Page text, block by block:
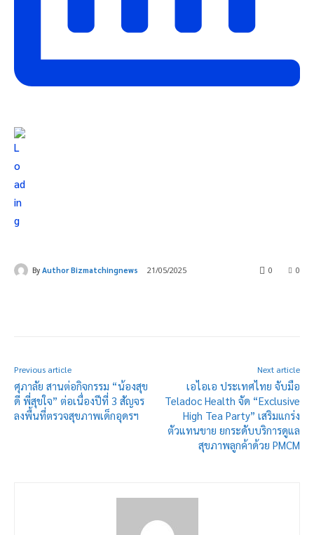
By Author Bizmatchingnews 21/05/2025 0
0
Previous article
ศุภาลัย สานต่อกิจกรรม “น้องสุข
ดี พี่สุขใจ” ต่อเนื่องปีที่ 3 สัญจร
ลงพื้นที่ตรวจสุขภาพเด็กอุดรฯ
Next article
เอไอเอ ประเทศไทย จับมือ
Teladoc Health จัด “Exclusive
High Tea Party” เสริมแกร่ง
ตัวแทนขาย ยกระดับบริการดูแล
สุขภาพลูกค้าด้วย PMCM